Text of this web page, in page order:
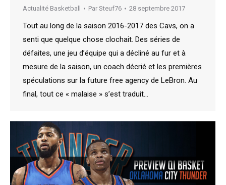
Actualité Basketball Par Steuf76 28 septembre 2017
Tout au long de la saison 2016-2017 des Cavs, on a
senti que quelque chose clochait. Des séries de
défaites, une jeu d’équipe qui a décliné au fur et à
mesure de la saison, un coach décrié et les premières
spéculations sur la future free agency de LeBron. Au
final, tout ce « malaise » s’est traduit…